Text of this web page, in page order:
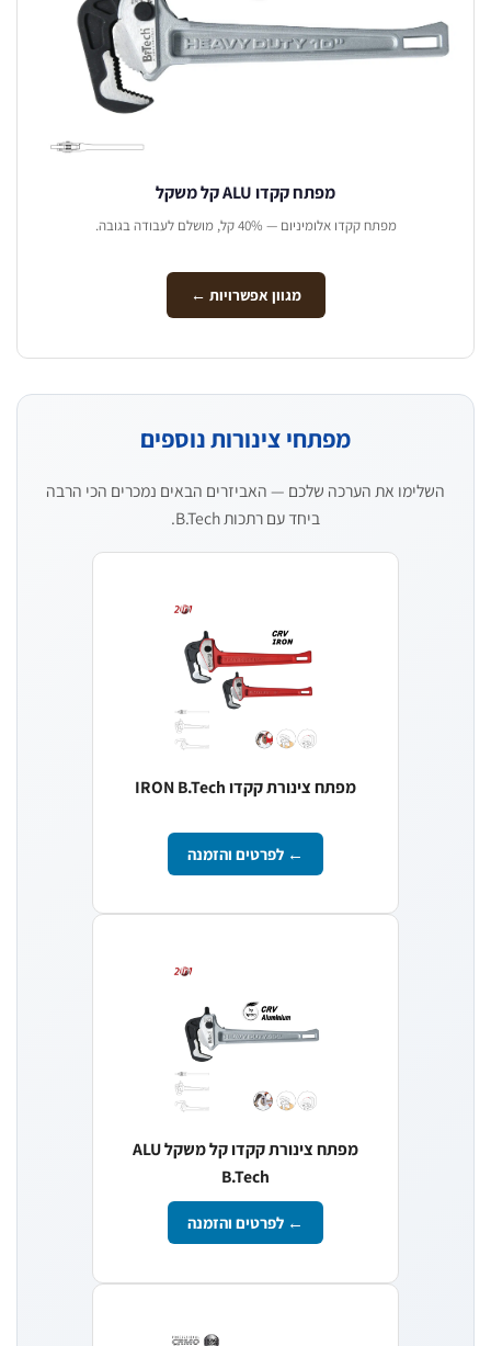
מפתח קקדו ALU קל משקל
מפתח קקדו אלומיניום — 40% קל, מושלם לעבודה בגובה.
מגוון אפשרויות ←
מפתחי צינורות נוספים
השלימו את הערכה שלכם — האביזרים הבאים נמכרים הכי הרבה
ביחד עם רתכות B.Tech.
מפתח צינורת קקדו IRON B.Tech
← לפרטים והזמנה
מפתח צינורת קקדו קל משקל ALU
B.Tech
← לפרטים והזמנה